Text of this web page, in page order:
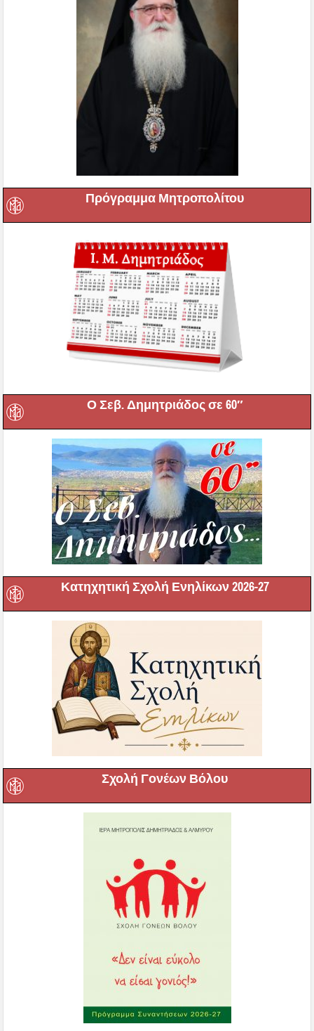
Πρόγραμμα Μητροπολίτου
Ο Σεβ. Δημητριάδος σε 60″
Κατηχητική Σχολή Ενηλίκων 2026-27
Σχολή Γονέων Βόλου